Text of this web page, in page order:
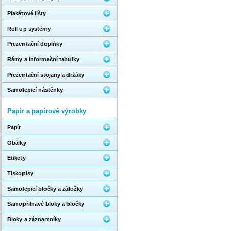
Plakátové lišty
Roll up systémy
Prezentační doplňky
Rámy a informační tabulky
Prezentační stojany a držáky
Samolepicí nástěnky
Papír a papírové výrobky
Papír
Obálky
Etikety
Tiskopisy
Samolepicí bločky a záložky
Samopřilnavé bloky a bločky
Bloky a záznamníky